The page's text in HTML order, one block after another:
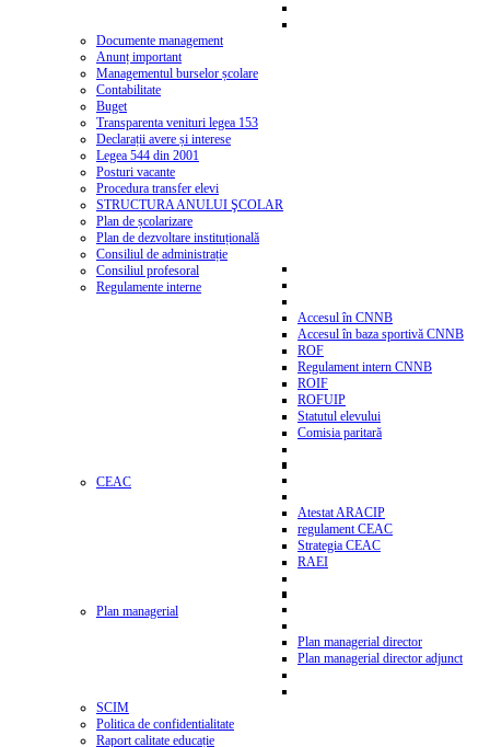
Documente management
Anunț important
Managementul burselor școlare
Contabilitate
Buget
Transparenta venituri legea 153
Declarații avere și interese
Legea 544 din 2001
Posturi vacante
Procedura transfer elevi
STRUCTURA ANULUI ŞCOLAR
Plan de școlarizare
Plan de dezvoltare instituțională
Consiliul de administrație
Consiliul profesoral
Regulamente interne
Accesul în CNNB
Accesul în baza sportivă CNNB
ROF
Regulament intern CNNB
ROIF
ROFUIP
Statutul elevului
Comisia paritară
CEAC
Atestat ARACIP
regulament CEAC
Strategia CEAC
RAEI
Plan managerial
Plan managerial director
Plan managerial director adjunct
SCIM
Politica de confidentialitate
Raport calitate educație